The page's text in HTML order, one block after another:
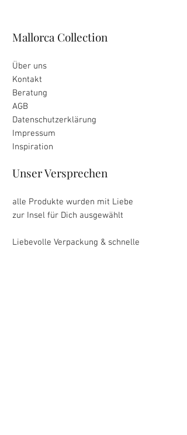
Mallorca Collection
Über uns
Kontakt
Beratung
AGB
Datenschutzerklärung
Impressum
Inspiration
Unser Versprechen
alle Produkte wurden mit Liebe
zur Insel für Dich ausgewählt
Liebevolle Verpackung & schnelle